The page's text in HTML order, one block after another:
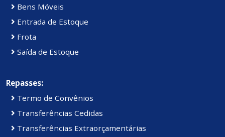
Bens Móveis
Entrada de Estoque
Frota
Saída de Estoque
Repasses:
Termo de Convênios
Transferências Cedidas
Transferências Extraorçamentárias